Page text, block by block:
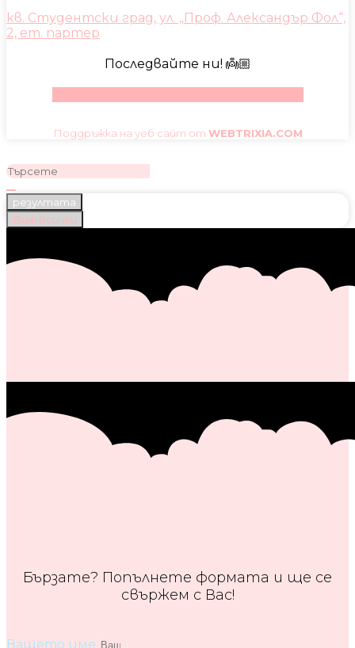
кв. Студентски град, ул. „Проф. Александър Фол“,
2, ет. партер
Последвайте ни! 👼🏼
Поддръжка на уеб сайт от WEBTRIXIA.COM
резултата
Виж всички
Бързате? Попълнете формата и ще се
свържем с Вас!
Вашето име